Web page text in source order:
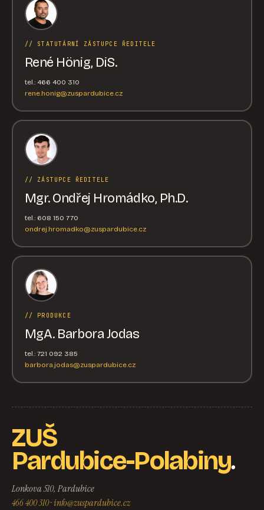
// STATUTÁRNÍ ZÁSTUPCE ŘEDITELE
René Hönig, DiS.
tel.: 466 400 310
rene.honig@zuspardubice.cz
// ZÁSTUPCE ŘEDITELE
Mgr. Ondřej Hromádko, Ph.D.
tel.: 608 150 770
ondrej.hromadko@zuspardubice.cz
// PRODUKCE
MgA. Barbora Jodas
tel.: 721 092 385
barbora.jodas@zuspardubice.cz
ZUŠ
Pardubice-Polabiny.
Lonkova 510, Pardubice
466 400 310·info@zuspardubice.cz